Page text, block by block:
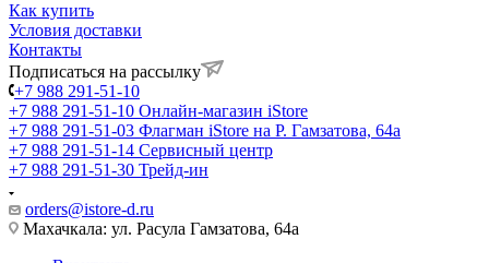
Как купить
Условия доставки
Контакты
Подписаться на рассылку
+7 988 291-51-10
+7 988 291-51-10 Онлайн-магазин iStore
+7 988 291-51-03 Флагман iStore на Р. Гамзатова, 64а
+7 988 291-51-14 Сервисный центр
+7 988 291-51-30 Трейд-ин
orders@istore-d.ru
Махачкала: ул. Расула Гамзатова, 64а